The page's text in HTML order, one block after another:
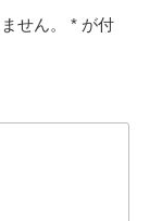
せん。 * が付